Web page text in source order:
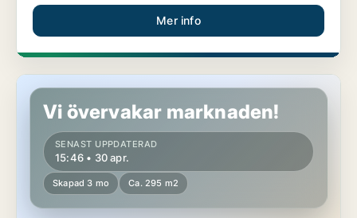
Mer info
Butikslokal i Borås
Vi övervakar marknaden!
SENAST UPPDATERAD
15:46 • 30 apr.
Skapad 3 mo Ca. 295 m2